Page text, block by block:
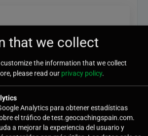
Registro
para darse de alta en la página de
Para ser autor solicitarlo a
*
that we collect
customize the information that we collect
please read our privacy policy.
Analytics para obtener estadísticas
el tráfico de test.geocachingspain.com.
a mejorar la experiencia del usuario y